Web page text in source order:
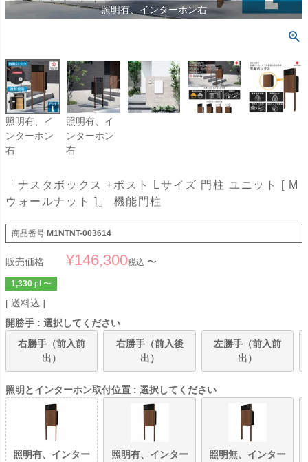
照明有、インターホン右
照明有、イ
ンターホン
右
照明有、イ
ンターホン
右
「ナスタボックス +ポスト Lサイズ 門柱 ユニット [ M
ウォールナット ]」 機能門柱
商品番号 M1NTNT-003614
販売価格 ¥146,300税込 〜
1,330 pt 〜
送料込
開勝手
選択してください
右勝手（前入前
出）
右勝手（前入後
出）
左勝手（前入前
出）
照明とインターホン取付位置 選択してください
照明有、インター
照明有、インター
照明無、インター